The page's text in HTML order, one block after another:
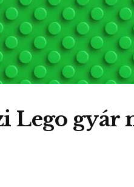
Lego gyár